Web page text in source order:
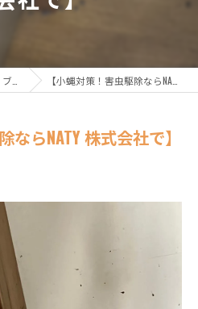
ブログ 【小蝿対策！害虫駆除ならNATY 株式会社で】
ならNATY 株式会社で】